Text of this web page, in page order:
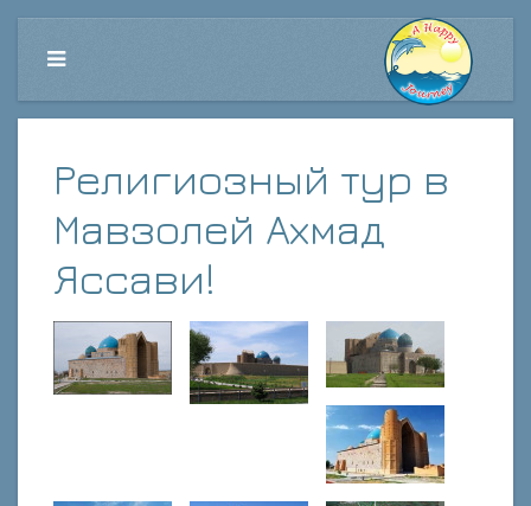
Религиозный тур в
Мавзолей Ахмад
Яссави!